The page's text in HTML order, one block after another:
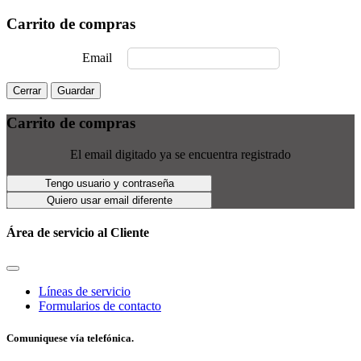
Carrito de compras
Email
Cerrar Guardar
Carrito de compras
El email digitado ya se encuentra registrado
Tengo usuario y contraseña
Quiero usar email diferente
Área de servicio al Cliente
Líneas de servicio
Formularios de contacto
Comuniquese vía telefónica.